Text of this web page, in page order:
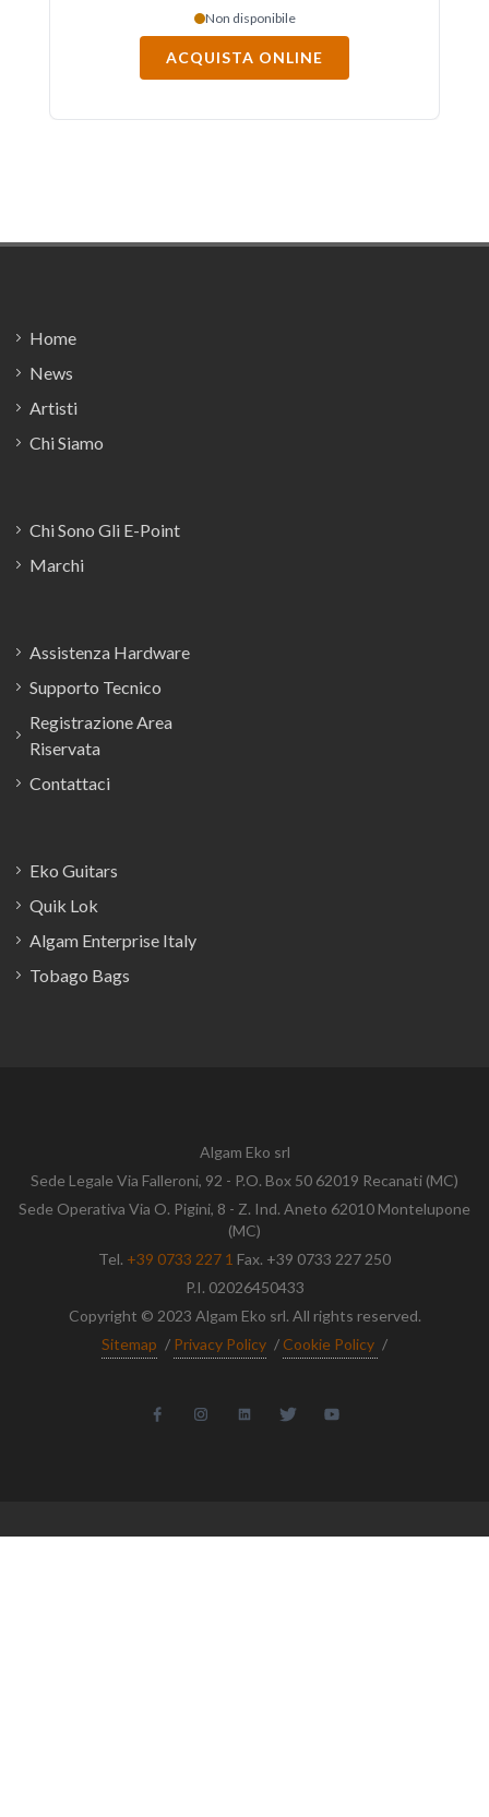
Non disponibile
ACQUISTA ONLINE
Home
News
Artisti
Chi Siamo
Chi Sono Gli E-Point
Marchi
Assistenza Hardware
Supporto Tecnico
Registrazione Area
Riservata
Contattaci
Eko Guitars
Quik Lok
Algam Enterprise Italy
Tobago Bags
Algam Eko srl
Sede Legale Via Falleroni, 92 - P.O. Box 50 62019 Recanati (MC)
Sede Operativa Via O. Pigini, 8 - Z. Ind. Aneto 62010 Montelupone
(MC)
Tel. +39 0733 227 1 Fax. +39 0733 227 250
P.I. 02026450433
Copyright © 2023 Algam Eko srl. All rights reserved.
Sitemap / Privacy Policy / Cookie Policy /